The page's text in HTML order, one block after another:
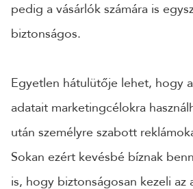
pedig a vásárlók számára is
biztonságos.
Egyetlen hátulütője lehet, hogy
adatait marketingcélokra
után személyre szabott
Sokan ezért kevésbé bíznak
is, hogy biztonságosan kezeli az